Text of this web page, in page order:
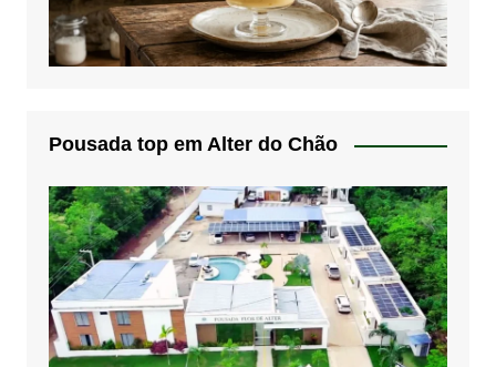
Pousada top em Alter do Chão